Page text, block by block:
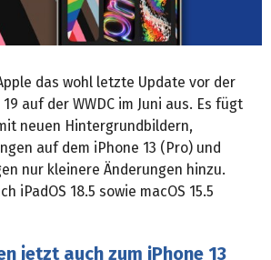
das wohl letzte Update vor der
auf der WWDC im Juni aus. Es fügt
neuen Hintergrundbildern,
auf dem iPhone 13 (Pro) und
nur kleinere Änderungen hinzu.
iPadOS 18.5 sowie macOS 15.5
jetzt auch zum iPhone 13